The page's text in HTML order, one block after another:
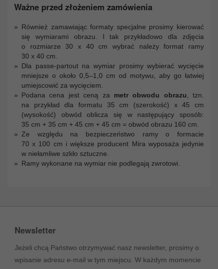
Ważne przed złożeniem zamówienia
Również zamawiając formaty specjalne prosimy kierować
się wymiarami obrazu. I tak przykładowo dla zdjęcia
o rozmiarze 30 x 40 cm wybrać należy format ramy
30 x 40 cm.
Dla passe-partout na wymiar prosimy wybierać wycięcie
mniejsze o około 0,5–1,0 cm od motywu, aby go łatwiej
umiejscowić za wycięciem.
Podana cena jest ceną za metr obwodu obrazu, tzn.
na przykład dla formatu 35 cm (szerokość) x 45 cm
(wysokość) obwód oblicza się w następujący sposób:
35 cm + 35 cm + 45 cm + 45 cm = obwód obrazu 160 cm.
Ze względu na bezpieczeństwo ramy o formacie
70 x 100 cm i większe producent Mira wyposaża jedynie
w niełamliwe szkło sztuczne.
Ramy wykonane na wymiar nie podlegają zwrotowi.
Newsletter
Jeżeli chcą Państwo otrzymywać nasz newsletter, prosimy o
wpisanie adresu e-mail w tym miejscu. W każdym momencie